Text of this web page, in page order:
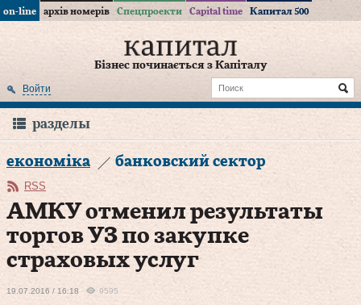
on-line архів номерів Спецпроекти Capital time Капитал 500
Бізнес починається з Капіталу
Войти
разделы
економіка банковский сектор
RSS
АМКУ отменил результаты
торгов УЗ по закупке
страховых услуг
19.07.2016 / 16:18 9595